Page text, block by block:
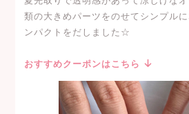
類の大きめパーツをのせてシンプル
ンパクトをだしました☆
おすすめクーポンはこちら